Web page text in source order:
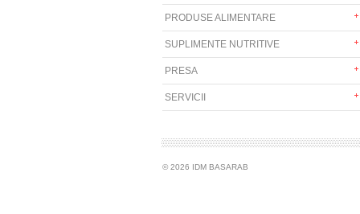
PRODUSE ALIMENTARE
SUPLIMENTE NUTRITIVE
PRESA
SERVICII
© 2026 IDM BASARAB